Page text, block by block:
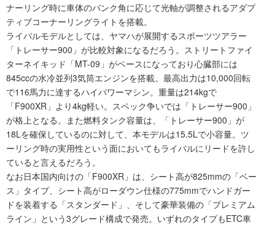
ナーリング時に車体のバンク角に応じて光軸が調整されるアダプ
ティブコーナーリングライトを搭載。
ライバルモデルとしては、ヤマハが展開するスポーツツアラー
「トレーサー900」が比較対象になるだろう。ストリートファイ
ターネイキッド「MT-09」がベースになっており心臓部には
845ccの水冷並列3気筒エンジンを搭載。最高出力は10,000回転
で116馬力に達するハイパワーマシン。重量は214kgで
「F900XR」より4kg軽い。スペック争いでは「トレーサー900」
が格上となる。また燃料タンク容量は、「トレーサー900」が
18Lを確保しているのに対して、本モデルは15.5Lで小容量。ツ
ーリング時の実用性という面においてもライバルにリードを許し
ていると言えるだろう。
なお日本国内向けの「F900XR」は、シート高が825mmの「ベー
ス」タイプ、シート高がローダウン仕様の775mmでハンドガー
ドを装着する「スタンダード」、そして豪華装備の「プレミアム
ライン」という3グレード構成で発売。いずれのタイプもETC車